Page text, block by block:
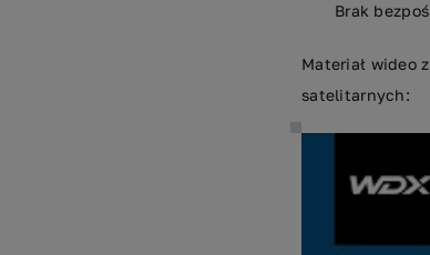
Brak
Materiał wideo
satelitarnych: